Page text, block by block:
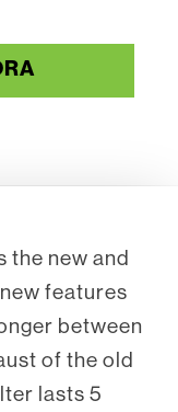
the new and
features
between
of the old
lasts 5